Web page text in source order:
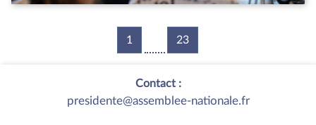
1 23
Contact :
presidente@assemblee-nationale.fr